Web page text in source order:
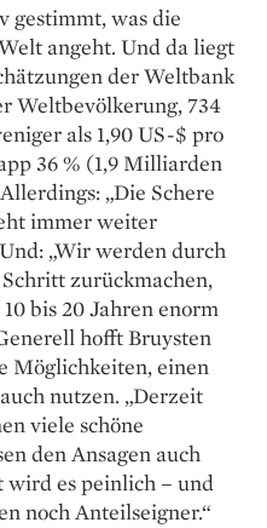
gestimmt, was die
angeht. Und da liegt
der Weltbank
Weltbevölkerung, 734
als 1,90 US-$ pro
36 % (1,9 Milliarden
„Die Schere
immer weiter
„Wir werden durch
zurückmachen,
bis 20 Jahren enorm
hofft Bruysten
Möglichkeiten, einen
nutzen. „Derzeit
viele schöne
den Ansagen auch
wird es peinlich – und
noch Anteilseigner.“